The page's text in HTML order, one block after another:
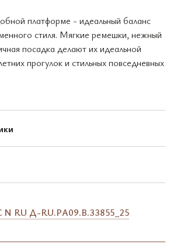
платформе - идеальный баланс
стиля. Мягкие ремешки, нежный
посадка делают их идеальной
прогулок и стильных повседневных
N RU Д-RU.PA09.B.33855_25